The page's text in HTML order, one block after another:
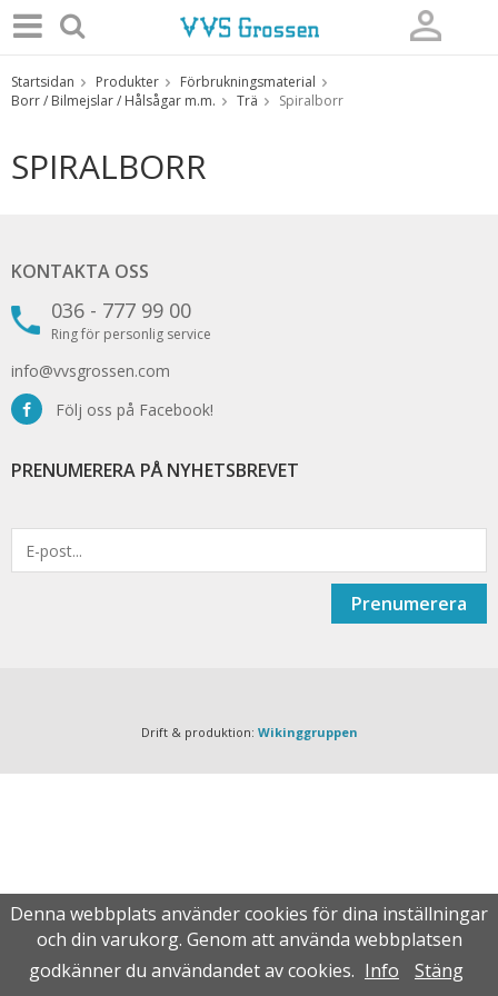
Produkten har blivit tillagd i varukorgen
Startsidan Produkter
Förbrukningsmaterial
Borr / Bilmejslar / Hålsågar m.m.
Trä Spiralborr
SPIRALBORR
KONTAKTA OSS
036 - 777 99 00
Ring för personlig service
info@vvsgrossen.com
Följ oss på Facebook!
PRENUMERERA PÅ NYHETSBREVET
Prenumerera
Drift & produktion: Wikinggruppen
Denna webbplats använder cookies för dina inställningar
och din varukorg. Genom att använda webbplatsen
godkänner du användandet av cookies. Info Stäng